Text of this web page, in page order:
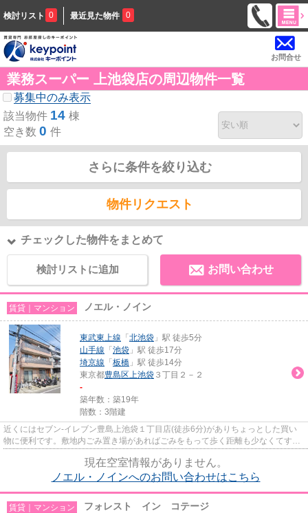
検討リスト 0 最近見た物件 0
お問合せ
業務スーパー 上池袋店の周辺物件一覧
募集中のみ表示
該当物件 14 棟
空き数 0 件
さらに条件を絞り込む
物件リクエスト
チェックした物件をまとめて
検討リストに追加 お問い合わせ
賃貸｜マンション ノエル・ノイン
東武東上線 「 北池袋 」駅 徒歩5分
山手線 「 池袋 」駅 徒歩17分
埼京線 「 板橋 」駅 徒歩14分
東京都豊島区上池袋 ３丁目２－２
-
築年数：築19年
階数：3階建
近くにはセブン-イレブン豊島上池袋１丁目店(徒歩6分)がありちょっとした買い
物に便利です。敷地内ごみ置き場があればごみをもって歩く距離も少なくてすみ
現在空室情報がありません。
ノエル・ノインへのお問い合わせはこちら
賃貸｜マンション フォレスト イン コテージ